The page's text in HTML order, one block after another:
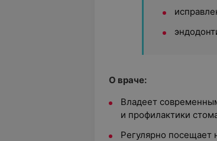
О враче:
Владеет
и профилактики
Регулярно посещает